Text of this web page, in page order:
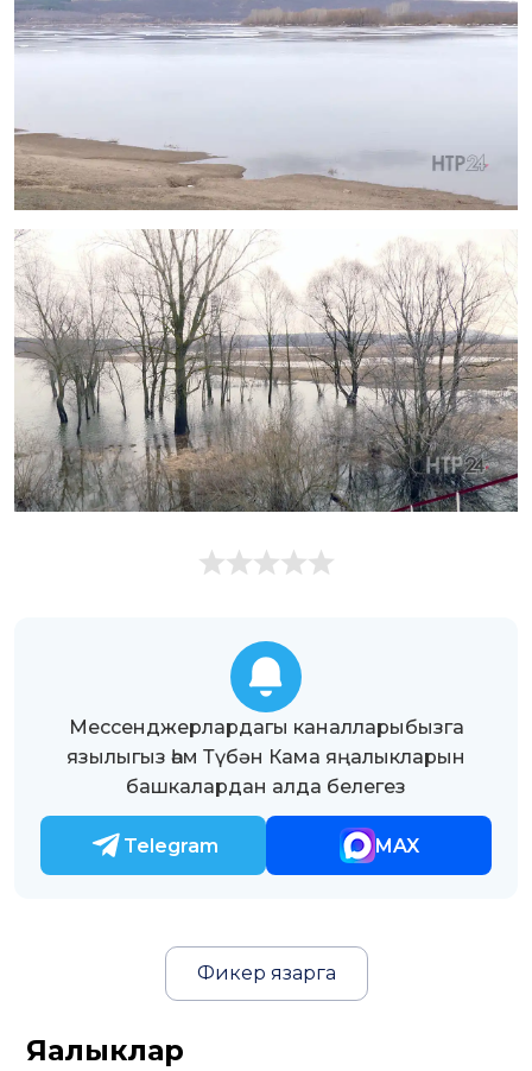
Мессенджерлардагы каналларыбызга
язылыгыз һәм Түбән Кама яңалыкларын
башкалардан алда белегез
Telegram MAX
Фикер язарга
Яңалыклар